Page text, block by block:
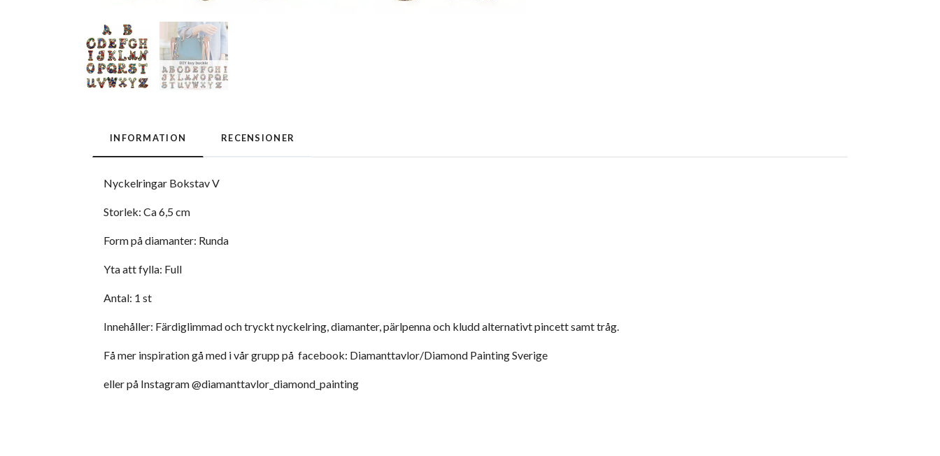
INFORMATION RECENSIONER
Nyckelringar Bokstav V
Storlek: Ca 6,5 cm
Form på diamanter: Runda
Yta att fylla: Full
Antal: 1 st
Innehåller: Färdiglimmad och tryckt nyckelring, diamanter, pärlpenna och kludd alternativt pincett samt tråg.
Få mer inspiration gå med i vår grupp på facebook: Diamanttavlor/Diamond Painting Sverige
eller på Instagram @diamanttavlor_diamond_painting